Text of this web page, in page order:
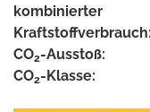
kombinierter
Kraftstoffverbrauch:
CO2-Ausstoß:
CO2-Klasse: